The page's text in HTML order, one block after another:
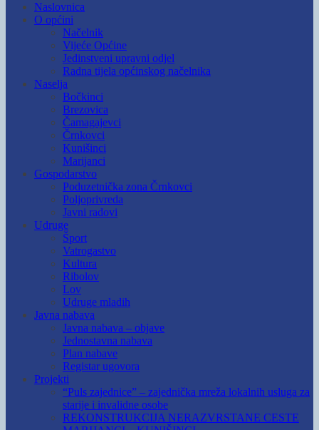
Naslovnica
O općini
Načelnik
Vijeće Općine
Jedinstveni upravni odjel
Radna tijela općinskog načelnika
Naselja
Bočkinci
Brezovica
Čamagajevci
Črnkovci
Kunišinci
Marijanci
Gospodarstvo
Poduzetnička zona Črnkovci
Poljoprivreda
Javni radovi
Udruge
Šport
Vatrogastvo
Kultura
Ribolov
Lov
Udruge mladih
Javna nabava
Javna nabava – objave
Jednostavna nabava
Plan nabave
Registar ugovora
Projekti
“Puls zajednice” – zajednička mreža lokalnih usluga za
starije i invalidne osobe
REKONSTRUKCIJA NERAZVRSTANE CESTE